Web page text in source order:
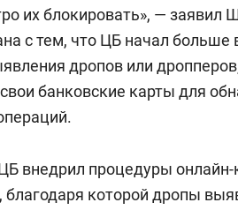
их блокировать», — заявил
с тем, что ЦБ начал больше
дропов или дропперов,
банковские карты для
внедрил процедуры
благодаря которой дропы